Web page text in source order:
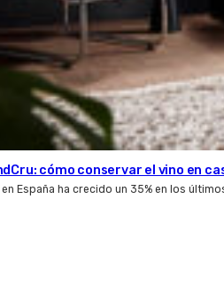
cómo conservar el vino en
España ha crecido un 35% en los